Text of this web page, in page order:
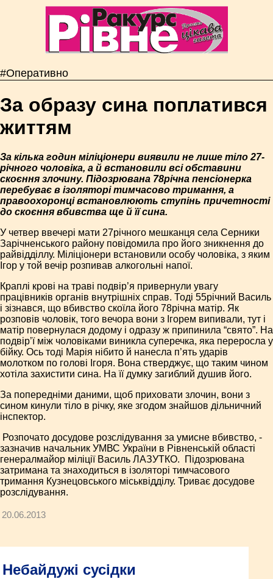
#Оперативно
За образу сина поплатився
життям
За кілька годин міліціонери виявили не лише тіло 27­
річного чоловіка, а й встановили всі обставини
скоєння злочину. Підозрювана 78­річна пенсіонерка
перебуває в ізоляторі тимчасово тримання, а
правоохоронці встановлюють ступінь причетності
до скоєння вбивства ще й її сина.
У четвер ввечері мати 27­річного мешканця села Серники
Зарічненського району повідомила про його зникнення до
райвідділлу. Міліціонери встановили особу чоловіка, з яким
Ігор у той вечір розпивав алкогольні напої.
Краплі крові на траві подвір’я привернули увагу
працівників органів внутрішніх справ. Тоді 55­річний Василь
і зізнав­ся, що вбивство скоїла його 78­річна матір. Як
розповів чоловік, того вечора вони з Ігорем випивали, тут і
матір повернулася додому і одразу ж припинила “свято”. На
подвір’ї між чоловіками виникла суперечка, яка переросла у
бійку. Ось тоді Марія нібито й нанесла п’ять ударів
молотком по голові Ігоря. Вона стверджує, що таким чином
хотіла захистити сина. На її думку загиблий душив його.
За попередніми даними, щоб приховати злочин, вони з
сином кинули тіло в річку, яке згодом знайшов дільничний
інспектор.
­ Розпочато досудове розслідування за умисне вбивство, ­
зазначив начальник УМВС України в Рівненській області
генерал­майор міліції Василь ЛАЗУТКО. ­ Пі­дозрювана
затримана та знаходиться в ізоляторі тимчасового
тримання Кузнецовського міськвідділу. Триває досудове
розслідування.
20.06.2013
Небайдужі сусідки